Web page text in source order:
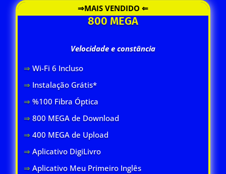
⇒MAIS VENDIDO ⇐
800 MEGA
Velocidade e constância
⇒ Wi-Fi 6 Incluso
⇒ Instalação Grátis*
⇒ %100 Fibra Óptica
⇒ 800 MEGA de Download
⇒400 MEGA de Upload
⇒Aplicativo DigiLivro
⇒Aplicativo Meu Primeiro Inglês